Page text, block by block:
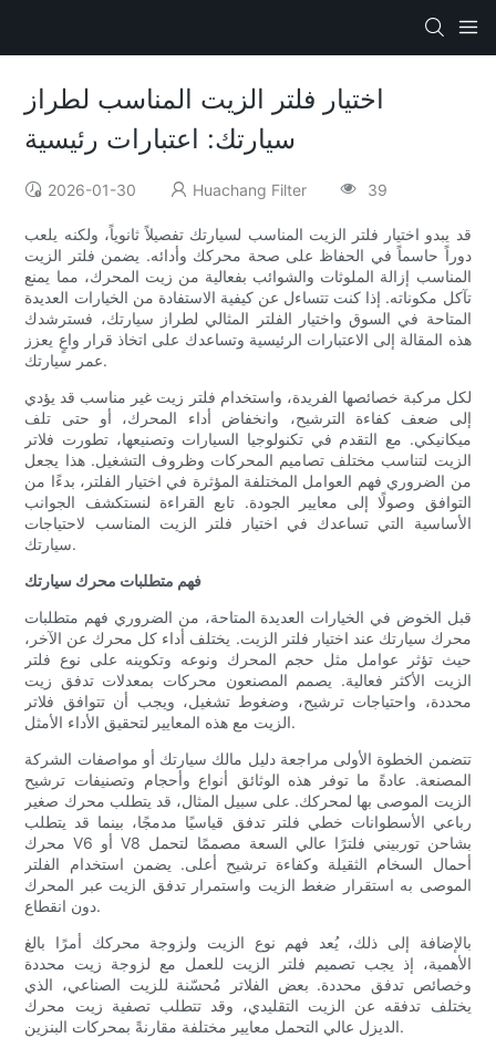
اختيار فلتر الزيت المناسب لطراز
سيارتك: اعتبارات رئيسية
2026-01-30 Huachang Filter 39
قد يبدو اختيار فلتر الزيت المناسب لسيارتك تفصيلاً ثانوياً، ولكنه يلعب
دوراً حاسماً في الحفاظ على صحة محركك وأدائه. يضمن فلتر الزيت
المناسب إزالة الملوثات والشوائب بفعالية من زيت المحرك، مما يمنع
تآكل مكوناته. إذا كنت تتساءل عن كيفية الاستفادة من الخيارات العديدة
المتاحة في السوق واختيار الفلتر المثالي لطراز سيارتك، فسترشدك
هذه المقالة إلى الاعتبارات الرئيسية وتساعدك على اتخاذ قرار واعٍ يعزز
عمر سيارتك.
لكل مركبة خصائصها الفريدة، واستخدام فلتر زيت غير مناسب قد يؤدي
إلى ضعف كفاءة الترشيح، وانخفاض أداء المحرك، أو حتى تلف
ميكانيكي. مع التقدم في تكنولوجيا السيارات وتصنيعها، تطورت فلاتر
الزيت لتناسب مختلف تصاميم المحركات وظروف التشغيل. هذا يجعل
من الضروري فهم العوامل المختلفة المؤثرة في اختيار الفلتر، بدءًا من
التوافق وصولًا إلى معايير الجودة. تابع القراءة لنستكشف الجوانب
الأساسية التي تساعدك في اختيار فلتر الزيت المناسب لاحتياجات
سيارتك.
فهم متطلبات محرك سيارتك
قبل الخوض في الخيارات العديدة المتاحة، من الضروري فهم متطلبات
محرك سيارتك عند اختيار فلتر الزيت. يختلف أداء كل محرك عن الآخر،
حيث تؤثر عوامل مثل حجم المحرك ونوعه وتكوينه على نوع فلتر
الزيت الأكثر فعالية. يصمم المصنعون محركات بمعدلات تدفق زيت
محددة، واحتياجات ترشيح، وضغوط تشغيل، ويجب أن تتوافق فلاتر
الزيت مع هذه المعايير لتحقيق الأداء الأمثل.
تتضمن الخطوة الأولى مراجعة دليل مالك سيارتك أو مواصفات الشركة
المصنعة. عادةً ما توفر هذه الوثائق أنواع وأحجام وتصنيفات ترشيح
الزيت الموصى بها لمحركك. على سبيل المثال، قد يتطلب محرك صغير
رباعي الأسطوانات خطي فلتر تدفق قياسيًا مدمجًا، بينما قد يتطلب
محرك V6 أو V8 بشاحن توربيني فلترًا عالي السعة مصممًا لتحمل
أحمال السخام الثقيلة وكفاءة ترشيح أعلى. يضمن استخدام الفلتر
الموصى به استقرار ضغط الزيت واستمرار تدفق الزيت عبر المحرك
دون انقطاع.
بالإضافة إلى ذلك، يُعد فهم نوع الزيت ولزوجة محركك أمرًا بالغ
الأهمية، إذ يجب تصميم فلتر الزيت للعمل مع لزوجة زيت محددة
وخصائص تدفق محددة. بعض الفلاتر مُحسّنة للزيت الصناعي، الذي
يختلف تدفقه عن الزيت التقليدي، وقد تتطلب تصفية زيت محرك
الديزل عالي التحمل معايير مختلفة مقارنةً بمحركات البنزين.